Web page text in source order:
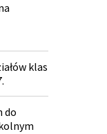
klas
do